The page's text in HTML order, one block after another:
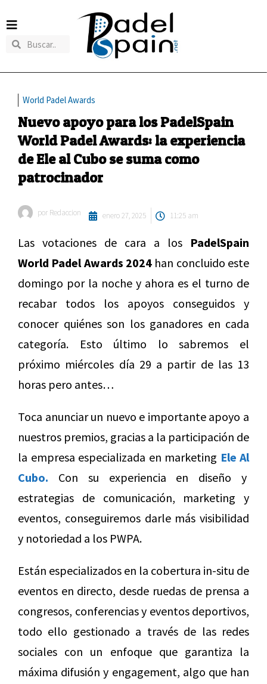
World Padel Awards
Nuevo apoyo para los PadelSpain
World Padel Awards: la experiencia
de Ele al Cubo se suma como
patrocinador
por Redaccion enero 27, 2025 11:25 am
Las votaciones de cara a los PadelSpain
World Padel Awards 2024 han concluido este
domingo por la noche y ahora es el turno de
recabar todos los apoyos conseguidos y
conocer quiénes son los ganadores en cada
categoría. Esto último lo sabremos el
próximo miércoles día 29 a partir de las 13
horas pero antes…
Toca anunciar un nuevo e importante apoyo a
nuestros premios, gracias a la participación de
la empresa especializada en marketing Ele Al
Cubo. Con su experiencia en diseño y
estrategias de comunicación, marketing y
eventos, conseguiremos darle más visibilidad
y notoriedad a los PWPA.
Están especializados en la cobertura in-situ de
eventos en directo, desde ruedas de prensa a
congresos, conferencias y eventos deportivos,
todo ello gestionado a través de las redes
sociales con un enfoque que garantiza la
máxima difusión y engagement, algo que han